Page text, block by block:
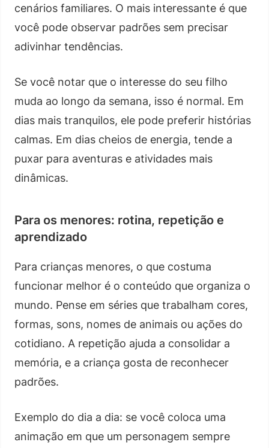
cenários familiares. O mais interessante é que
você pode observar padrões sem precisar
adivinhar tendências.
Se você notar que o interesse do seu filho
muda ao longo da semana, isso é normal. Em
dias mais tranquilos, ele pode preferir histórias
calmas. Em dias cheios de energia, tende a
puxar para aventuras e atividades mais
dinâmicas.
Para os menores: rotina, repetição e
aprendizado
Para crianças menores, o que costuma
funcionar melhor é o conteúdo que organiza o
mundo. Pense em séries que trabalham cores,
formas, sons, nomes de animais ou ações do
cotidiano. A repetição ajuda a consolidar a
memória, e a criança gosta de reconhecer
padrões.
Exemplo do dia a dia: se você coloca uma
animação em que um personagem sempre